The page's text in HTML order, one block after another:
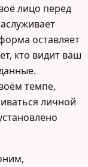
лицо перед
оставляет
кто видит ваш
темпе,
личной